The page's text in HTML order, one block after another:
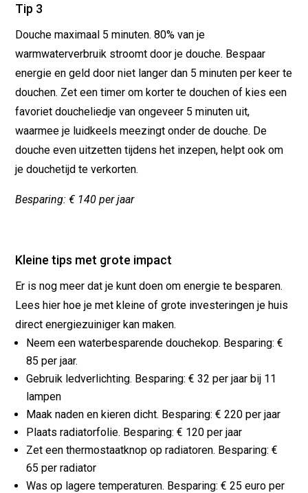
Tip 3
Douche maximaal 5 minuten. 80% van je
warmwaterverbruik stroomt door je douche. Bespaar
energie en geld door niet langer dan 5 minuten per keer te
douchen. Zet een timer om korter te douchen of kies een
favoriet doucheliedje van ongeveer 5 minuten uit,
waarmee je luidkeels meezingt onder de douche. De
douche even uitzetten tijdens het inzepen, helpt ook om
je douchetijd te verkorten.
Besparing: € 140 per jaar
Kleine tips met grote impact
Er is nog meer dat je kunt doen om energie te besparen.
Lees hier hoe je met kleine of grote investeringen je huis
direct energiezuiniger kan maken.
Neem een waterbesparende douchekop. Besparing: €
85 per jaar.
Gebruik ledverlichting. Besparing: € 32 per jaar bij 11
lampen
Maak naden en kieren dicht. Besparing: € 220 per jaar
Plaats radiatorfolie. Besparing: € 120 per jaar
Zet een thermostaatknop op radiatoren. Besparing: €
65 per radiator
Was op lagere temperaturen. Besparing: € 25 euro per